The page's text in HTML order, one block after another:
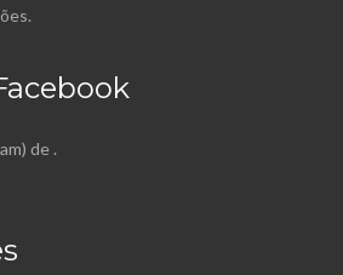
de.